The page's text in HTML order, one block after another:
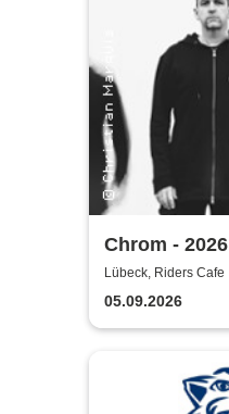
Chrom - 2026
Lübeck, Riders Cafe
05.09.2026